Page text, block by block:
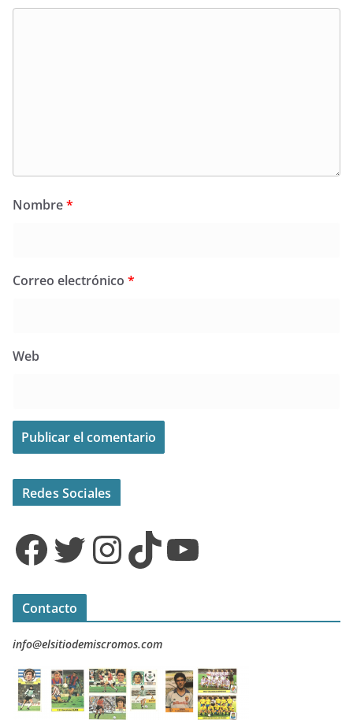
Nombre*
Correo electrónico *
Web
Redes Sociales
Facebook Twitter InstagramTikTok YouTube
Contacto
info@elsitiodemiscromos.com